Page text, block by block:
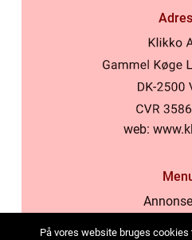
web:
På vores website bruges